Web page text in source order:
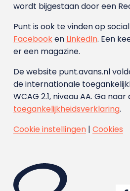
wordt bijgestaan door een
Punt is ook te vinden op
Facebooken LinkedIn. Een
er een magazine.
De website punt.avans.nl
de internationale
WCAG 2.1, niveau AA. Ga naar
toegankelijkheidsverklaring.
Cookie instellingen| Cookies